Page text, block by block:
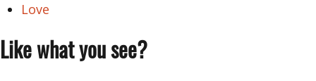
Love
Like what you see?